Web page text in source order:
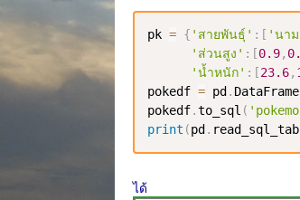
pk = { 'สายพันธุ์' : [ 'นา
'ส่วนสูง' : [0.9,
'น้ำหนัก' : [23.6,
pokedf = pd . DataFrame
pokedf.to_sql (
print (pd .
ได้